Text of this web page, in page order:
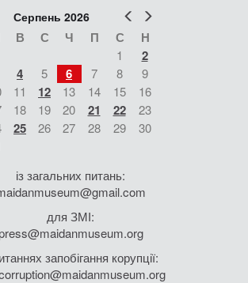
Попер
Серпень 2026
В С Ч П С Н
1 2
4 5 6 7 8
9
11 12 13 14 15
16
18 19 20 21 22
23
25 26 27 28 29
30
із загальних питань:
для ЗМІ:
запобігання корупції: